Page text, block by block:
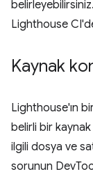
Lighthouse
Kaynak
Lighthouse'ın
belirli bir
ilgili dosya ve
sorunun